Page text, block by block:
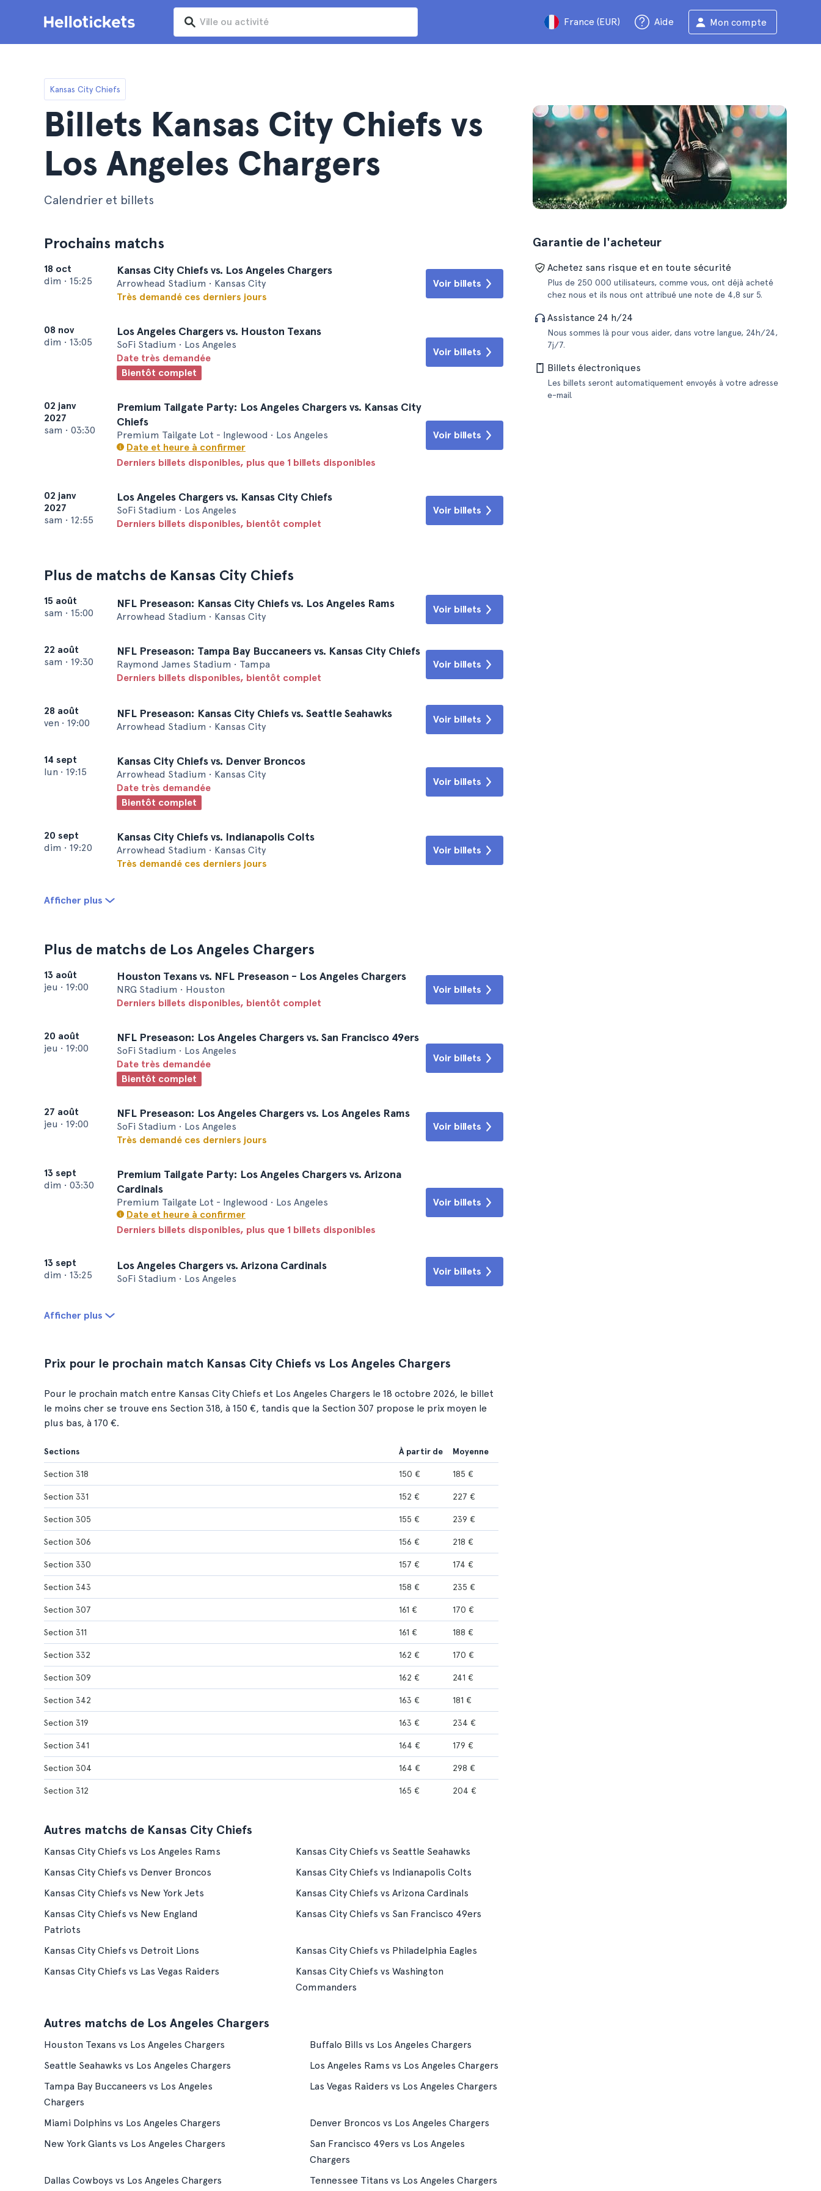
France (EUR) Aide Mon compte
Kansas City Chiefs
Billets Kansas City Chiefs vs
Los Angeles Chargers
Calendrier et billets
Prochains matchs
18 oct
dim • 15:25
Kansas City Chiefs vs. Los Angeles Chargers
Arrowhead Stadium • Kansas City
Très demandé ces derniers jours
Voir billets
08 nov
dim • 13:05
Los Angeles Chargers vs. Houston Texans
SoFi Stadium • Los Angeles
Date très demandée
Bientôt complet
Voir billets
02 janv
2027
sam • 03:30
Premium Tailgate Party: Los Angeles Chargers vs. Kansas City
Chiefs
Premium Tailgate Lot - Inglewood • Los Angeles
Date et heure à confirmer
Derniers billets disponibles, plus que 1 billets disponibles
Voir billets
02 janv
2027
sam • 12:55
Los Angeles Chargers vs. Kansas City Chiefs
SoFi Stadium • Los Angeles
Derniers billets disponibles, bientôt complet
Voir billets
Plus de matchs de Kansas City Chiefs
15 août
sam • 15:00
NFL Preseason: Kansas City Chiefs vs. Los Angeles Rams
Arrowhead Stadium • Kansas City
Voir billets
22 août
sam • 19:30
NFL Preseason: Tampa Bay Buccaneers vs. Kansas City Chiefs
Raymond James Stadium • Tampa
Derniers billets disponibles, bientôt complet
Voir billets
28 août
ven • 19:00
NFL Preseason: Kansas City Chiefs vs. Seattle Seahawks
Arrowhead Stadium • Kansas City
Voir billets
14 sept
lun • 19:15
Kansas City Chiefs vs. Denver Broncos
Arrowhead Stadium • Kansas City
Date très demandée
Bientôt complet
Voir billets
20 sept
dim • 19:20
Kansas City Chiefs vs. Indianapolis Colts
Arrowhead Stadium • Kansas City
Très demandé ces derniers jours
Voir billets
Afficher plus
Plus de matchs de Los Angeles Chargers
13 août
jeu • 19:00
Houston Texans vs. NFL Preseason - Los Angeles Chargers
NRG Stadium • Houston
Derniers billets disponibles, bientôt complet
Voir billets
20 août
jeu • 19:00
NFL Preseason: Los Angeles Chargers vs. San Francisco 49ers
SoFi Stadium • Los Angeles
Date très demandée
Bientôt complet
Voir billets
27 août
jeu • 19:00
NFL Preseason: Los Angeles Chargers vs. Los Angeles Rams
SoFi Stadium • Los Angeles
Très demandé ces derniers jours
Voir billets
13 sept
dim • 03:30
Premium Tailgate Party: Los Angeles Chargers vs. Arizona
Cardinals
Premium Tailgate Lot - Inglewood • Los Angeles
Date et heure à confirmer
Derniers billets disponibles, plus que 1 billets disponibles
Voir billets
13 sept
dim • 13:25
Los Angeles Chargers vs. Arizona Cardinals
SoFi Stadium • Los Angeles
Voir billets
Afficher plus
Garantie de l'acheteur
Achetez sans risque et en toute sécurité
Plus de 250 000 utilisateurs, comme vous, ont déjà acheté
chez nous et ils nous ont attribué une note de 4,8 sur 5.
Assistance 24 h/24
Nous sommes là pour vous aider, dans votre langue, 24h/24,
7j/7.
Billets électroniques
Les billets seront automatiquement envoyés à votre adresse
e-mail.
Prix pour le prochain match Kansas City Chiefs vs Los Angeles Chargers
Pour le prochain match entre Kansas City Chiefs et Los Angeles Chargers le 18 octobre 2026, le billet
le moins cher se trouve ens Section 318, à 150 €, tandis que la Section 307 propose le prix moyen le
plus bas, à 170 €.
Sections À partir de Moyenne
Section 318 150 € 185 €
Section 331 152 € 227 €
Section 305 155 € 239 €
Section 306 156 € 218 €
Section 330 157 € 174 €
Section 343 158 € 235 €
Section 307 161 € 170 €
Section 311 161 € 188 €
Section 332 162 € 170 €
Section 309 162 € 241 €
Section 342 163 € 181 €
Section 319 163 € 234 €
Section 341 164 € 179 €
Section 304 164 € 298 €
Section 312 165 € 204 €
Autres matchs de Kansas City Chiefs
Kansas City Chiefs vs Los Angeles Rams
Kansas City Chiefs vs Seattle Seahawks
Kansas City Chiefs vs Denver Broncos
Kansas City Chiefs vs Indianapolis Colts
Kansas City Chiefs vs New York Jets
Kansas City Chiefs vs Arizona Cardinals
Kansas City Chiefs vs New England
Patriots
Kansas City Chiefs vs San Francisco 49ers
Kansas City Chiefs vs Detroit Lions
Kansas City Chiefs vs Philadelphia Eagles
Kansas City Chiefs vs Las Vegas Raiders
Kansas City Chiefs vs Washington
Commanders
Autres matchs de Los Angeles Chargers
Houston Texans vs Los Angeles Chargers
Buffalo Bills vs Los Angeles Chargers
Seattle Seahawks vs Los Angeles Chargers
Los Angeles Rams vs Los Angeles Chargers
Tampa Bay Buccaneers vs Los Angeles
Chargers
Las Vegas Raiders vs Los Angeles Chargers
Miami Dolphins vs Los Angeles Chargers
Denver Broncos vs Los Angeles Chargers
New York Giants vs Los Angeles Chargers
San Francisco 49ers vs Los Angeles
Chargers
Dallas Cowboys vs Los Angeles Chargers
Tennessee Titans vs Los Angeles Chargers